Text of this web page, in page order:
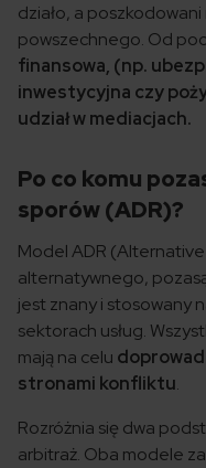
działo, a
powszechnego. Od
finansowa, (np.
inwestycyjna czy
udział w mediacjach.
Po co komu
sporów (ADR)?
Model ADR
alternatywnego,
jest znany i stosowany
sektorach usług.
mają na celu
stronami konfliktu.
Rozróżnia się dwa
arbitraż. Oba modele